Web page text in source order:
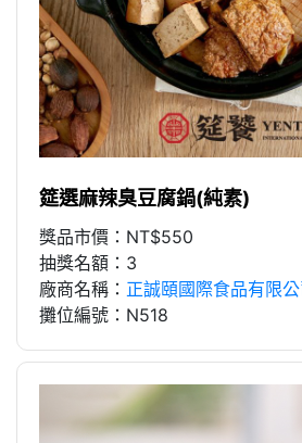
筵選麻辣臭豆腐鍋(純素)
獎品市價：NT$550
抽獎名額：3
廠商名稱： 正誠頤國際食品有限
攤位編號：N518